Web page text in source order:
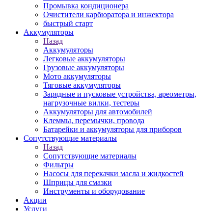
Промывка кондиционера
Очистители карбюратора и инжектора
быстрый старт
Аккумуляторы
Назад
Аккумуляторы
Легковые аккумуляторы
Грузовые аккумуляторы
Мото аккумуляторы
Тяговые аккумуляторы
Зарядные и пусковые устройства, ареометры,
нагрузочные вилки, тестеры
Аккумуляторы для автомобилей
Клеммы, перемычки, провода
Батарейки и аккумуляторы для приборов
Сопутствующие материалы
Назад
Сопутствующие материалы
Фильтры
Насосы для перекачки масла и жидкостей
Шприцы для смазки
Инструменты и оборудование
Акции
Услуги